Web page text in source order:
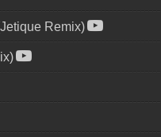
Remix)